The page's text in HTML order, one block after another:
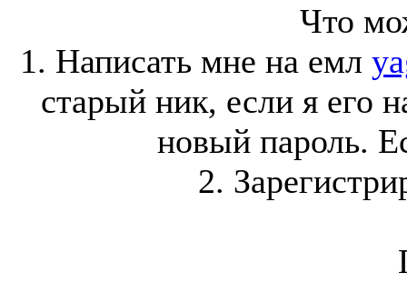
Что
1. Написать мне на емл
старый ник, если я его
новый пароль.
2.